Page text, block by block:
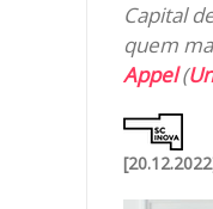
Capital
quem
Appel(